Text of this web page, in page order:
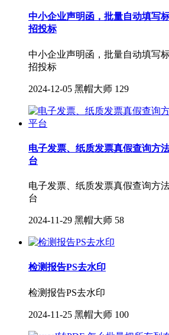
中小企业声明函，批量自动填写
招投标
中小企业声明函，批量自动填写
招投标
2024-12-05 黑帽大师 129
电子发票、纸质发票真假查询方
台
电子发票、纸质发票真假查询方
台
2024-11-29 黑帽大师 58
检测报告PS去水印
检测报告PS去水印
2024-11-25 黑帽大师 100